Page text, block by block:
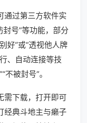
通过第三方软件实
封号”等功能，部分
好”或“透视他人牌
、自动连接等技
被封号”。
需下载，打开即可
经典斗地主与癞子